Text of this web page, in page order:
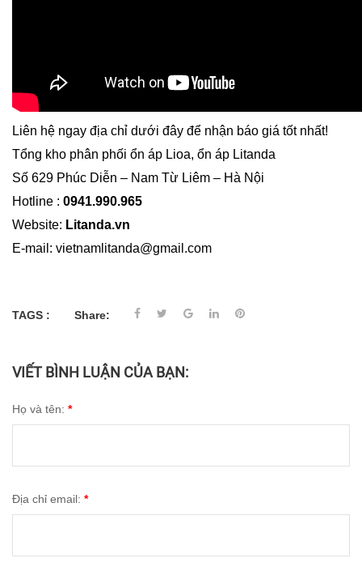
Liên hệ ngay địa chỉ dưới đây để nhận báo giá tốt nhất!
Tổng kho phân phối ổn áp Lioa, ổn áp Litanda
Số 629 Phúc Diễn – Nam Từ Liêm – Hà Nội
Hotline : 0941.990.965
Website: Litanda.vn
E-mail: vietnamlitanda@gmail.com
TAGS : Share:
VIẾT BÌNH LUẬN CỦA BẠN:
Họ và tên: *
Địa chỉ email: *